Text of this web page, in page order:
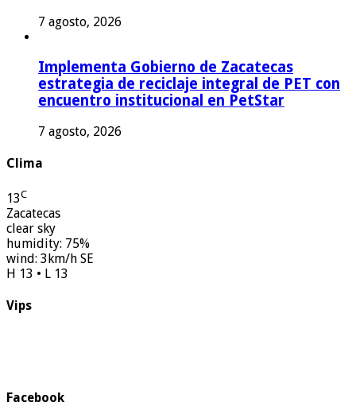
7 agosto, 2026
Implementa Gobierno de Zacatecas
estrategia de reciclaje integral de PET con
encuentro institucional en PetStar
7 agosto, 2026
Clima
13C
Zacatecas
clear sky
humidity: 75%
wind: 3km/h SE
H 13 • L 13
Vips
Facebook